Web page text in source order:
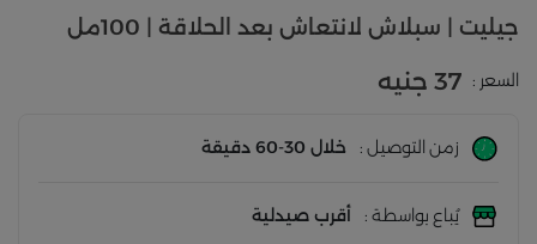
جيليت | سبلاش لانتعاش بعد الحلاقة | 100مل
السعر : 37 جنيه
زمن التوصيل : خلال 30-60 دقيقة
يُباع بواسطة : أقرب صيدلية